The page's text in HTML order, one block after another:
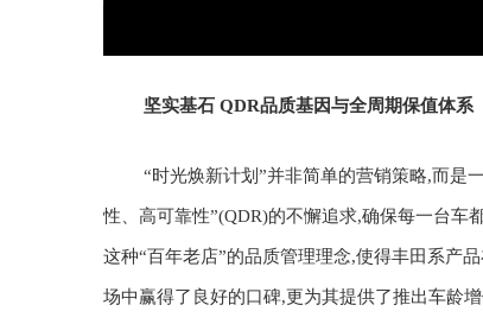
坚实基石 QDR品质基因与全周期保值体系
“时光焕新计划”并非简单的营销策略,而是
性、高可靠性”(QDR)的不懈追求,确保每一台车
这种“百年老店”的品质管理理念,使得丰田系产
场中赢得了良好的口碑,更为其提供了推出车龄